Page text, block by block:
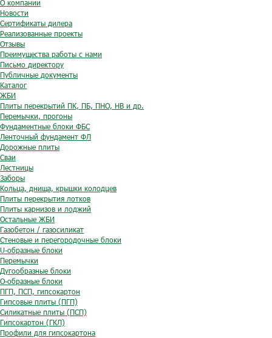
О компании
Новости
Сертификаты дилера
Реализованные проекты
Отзывы
Преимущества работы с нами
Письмо директору
Публичные документы
Каталог
ЖБИ
Плиты перекрытий ПК, ПБ, ПНО, НВ и др.
Перемычки, прогоны
Фундаментные блоки ФБС
Ленточный фундамент ФЛ
Дорожные плиты
Сваи
Лестницы
Заборы
Кольца, днища, крышки колодцев
Плиты перекрытия лотков
Плиты карнизов и лоджий
Остальные ЖБИ
Газобетон / газосиликат
Стеновые и перегородочные блоки
U-образные блоки
Перемычки
Дугообразные блоки
O-образные блоки
ПГП, ПСП, гипсокартон
Гипсовые плиты (ПГП)
Силикатные плиты (ПСП)
Гипсокартон (ГКЛ)
Профили для гипсокартона